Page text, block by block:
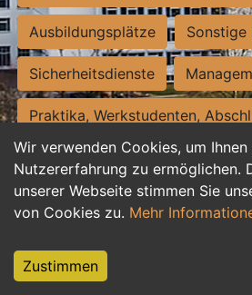
Wir verwenden Cookies, um Ihnen
Nutzererfahrung zu ermöglichen.
unserer Webseite stimmen Sie
von Cookies zu. Mehr
Zustimmen
Ausbildungsplätze Sonstige
Sicherheitsdienste
Praktika, Werkstudenten,
Personalwesen Assistenz,
Hilfskräfte, Aushilfs- und
Weiterbildung, Studium, duale